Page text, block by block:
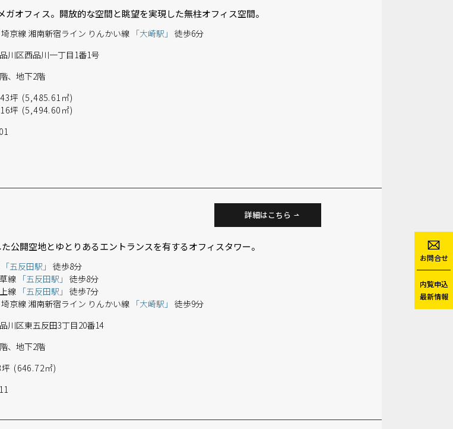
オフィス。開放的な空間と眺望を実現した無柱オフィス空間。
京線 湘南新宿ライン りんかい線 「大崎駅」 徒歩6分
川区西品川一丁目1番1号
、地下2階
坪 (5,485.61㎡)
坪 (5,494.60㎡)
公開空地とゆとりあるエントランスを有するオフィスタワー。
詳細はこちら
「五反田駅」 徒歩8分
線 「五反田駅」 徒歩8分
線 「五反田駅」 徒歩7分
京線 湘南新宿ライン りんかい線
「大崎駅」 徒歩9分
川区東五反田3丁目20番14
、地下2階
坪 (646.72㎡)
お問合せ
内覧申込
最新情報